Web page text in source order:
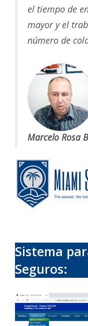
el tiempo de
mayor y el
número de
Marcelo Rosa
Sistema
Seguros: